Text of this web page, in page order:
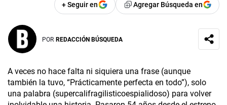
+ Seguir en Agregar Búsqueda en
POR REDACCIÓN BÚSQUEDA
A veces no hace falta ni siquiera una frase (aunque
también la tuvo, “Prácticamente perfecta en todo”), solo
una palabra (supercalifragilisticoespialidoso) para volver